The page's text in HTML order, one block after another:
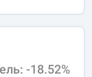
-18.52%